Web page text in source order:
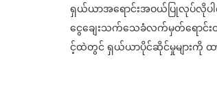
ရှယ်ယာအရောင်းအဝယ်ပြုလုပ်လိုပါ
ငွေချေးသက်သေခံလက်မှတ်ရောင်
င့်ထဲတွင် ရှယ်ယာပိုင်ဆိုင်မှုများကို ထ